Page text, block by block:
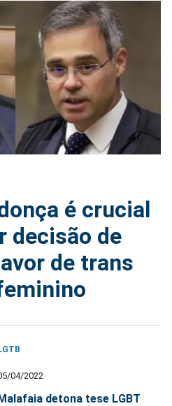
é crucial
decisão de
de trans
04/2022
detona tese LGBT